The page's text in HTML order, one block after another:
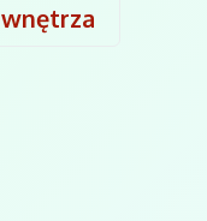
wnętrza